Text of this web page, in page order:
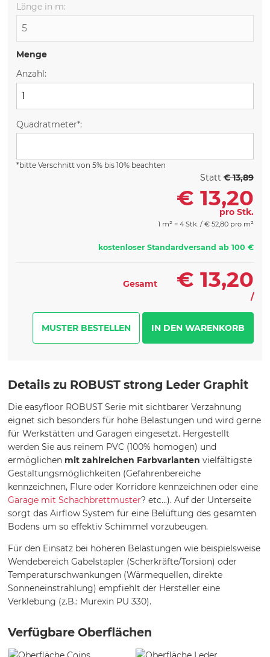
Länge in m:
Menge
Anzahl:
Quadratmeter*:
*bitte Verschnitt von 5% bis 10% beachten
Statt€ 13,89
€ 13,20
pro Stk.
1 m² = 4 Stk. / €52,80 pro m²
kostenloser Standardversand ab 100 €
Gesamt € 13,20
/
MUSTER BESTELLEN
Details zu ROBUST strong Leder Graphit
Die easyfloor ROBUST Serie mit sichtbarer Verzahnung
eignet sich besonders für hohe Belastungen und wird gerne
für Werkstätten und Garagen eingesetzt. Hergestellt
werden Sie aus reinem PVC (100% homogen) und
ermöglichen mit zahlreichen Farbvarianten vielfältigste
Gestaltungsmöglichkeiten (Gefahrenbereiche
kennzeichnen, Flure oder Korridore kennzeichnen oder eine
Garage mit Schachbrettmuster? etc...). Auf der Unterseite
sorgt das Airflow System für eine Belüftung des gesamten
Bodens um so effektiv Schimmel vorzubeugen.
Für den Einsatz bei höheren Belastungen wie beispielsweise
Wendebereich Gabelstapler (Scherkräfte/Torsion) oder
Temperaturschwankungen (Wärmequellen, direkte
Sonneneinstrahlung) empfiehlt der Hersteller eine
Verklebung (z.B.: Murexin PU 330).
Verfügbare Oberflächen